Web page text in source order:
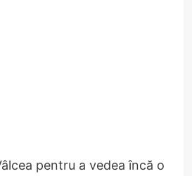
pentru a vedea încă o